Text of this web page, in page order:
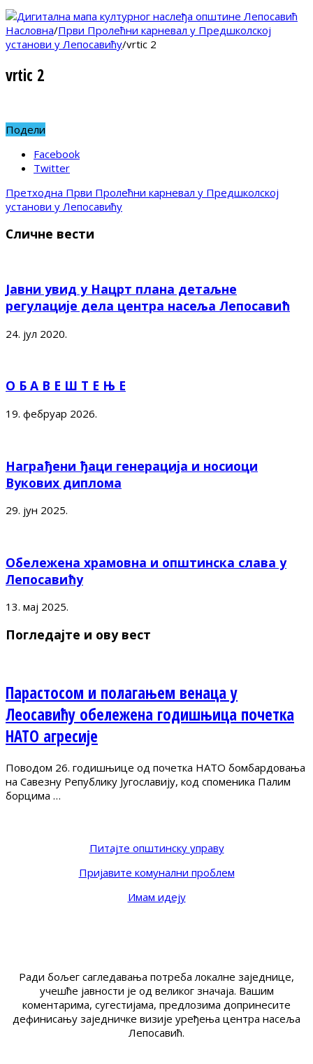
Насловна/Први Пролећни карневал у Предшколској
установи у Лепосавићу/vrtic 2
vrtic 2
Подели
Facebook
Twitter
Претходна Први Пролећни карневал у Предшколској
установи у Лепосавићу
Сличне вести
Јавни увид у Нацрт плана детаљне
регулације дела центра насеља Лепосавић
24. јул 2020.
О Б А В Е Ш Т Е Њ Е
19. фебруар 2026.
Награђени ђаци генерација и носиоци
Вукових диплома
29. јун 2025.
Обележена храмовна и општинска слава у
Лепосавићу
13. мај 2025.
Погледајте и ову вест
Парастосом и полагањем венаца у
Леосавићу обележена годишњица почетка
НАТО агресије
Поводом 26. годишњице од почетка НАТО бомбардовања
на Савезну Републику Југославију, код споменика Палим
борцима …
Питајте општинску управу
Пријавите комунални проблем
Имам идеју
Ради бољег сагледавања потреба локалне заједнице,
учешће јавности је од великог значаја. Вашим
коментарима, сугестијама, предлозима допринесите
дефинисању заједничке визије уређења центра насеља
Лепосавић.